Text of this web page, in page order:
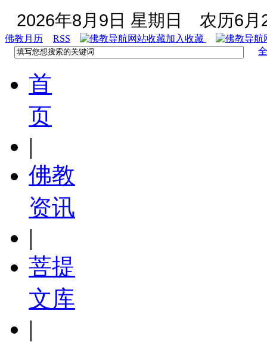
2026年8月9日 星期日 农历6月
佛教月历 RSS
加入收藏
首
页
|
佛教
资讯
|
菩提
文库
|